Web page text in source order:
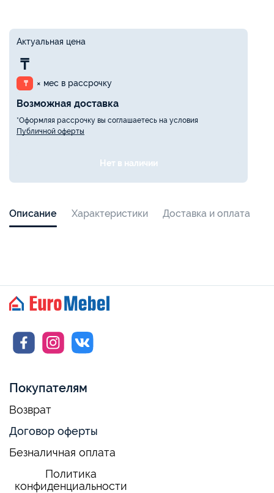
Актуальная цена
₸
₸ × мес в рассрочку
Возможная доставка
*Оформляя рассрочку вы соглашаетесь на условия
Публичной оферты
Нет в наличии
Описание Характеристики Доставка и оплата
Покупателям
Возврат
Договор оферты
Безналичная оплата
Политика
конфиденциальности